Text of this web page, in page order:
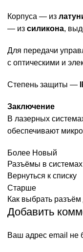
Корпуса — из
— из силикона,
Для передачи
с оптическими и
Степень защиты —
Заключение
В лазерных
обеспечивают
Более Новый
Разъёмы в
Вернуться к списку
Старше
Как выбрать
Добавить
Ваш адрес email не